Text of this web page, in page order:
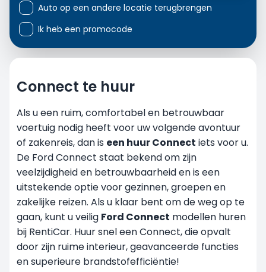
Auto op een andere locatie terugbrengen
Ik heb een promocode
Connect te huur
Als u een ruim, comfortabel en betrouwbaar
voertuig nodig heeft voor uw volgende avontuur
of zakenreis, dan is een huur Connect iets voor u.
De Ford Connect staat bekend om zijn
veelzijdigheid en betrouwbaarheid en is een
uitstekende optie voor gezinnen, groepen en
zakelijke reizen. Als u klaar bent om de weg op te
gaan, kunt u veilig Ford Connect modellen huren
bij RentiCar. Huur snel een Connect, die opvalt
door zijn ruime interieur, geavanceerde functies
en superieure brandstofefficiëntie!